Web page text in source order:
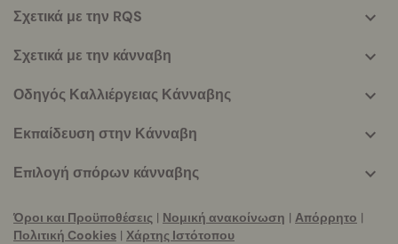
info
Σχετικά με την RQS
Σχετικά με την κάνναβη
Οδηγός Καλλιέργειας Κάνναβης
Εκπαίδευση στην Κάνναβη
Επιλογή σπόρων κάνναβης
Όροι και Προϋποθέσεις | Νομική ανακοίνωση | Απόρρητο |
Πολιτική Cookies | Χάρτης Ιστότοπου